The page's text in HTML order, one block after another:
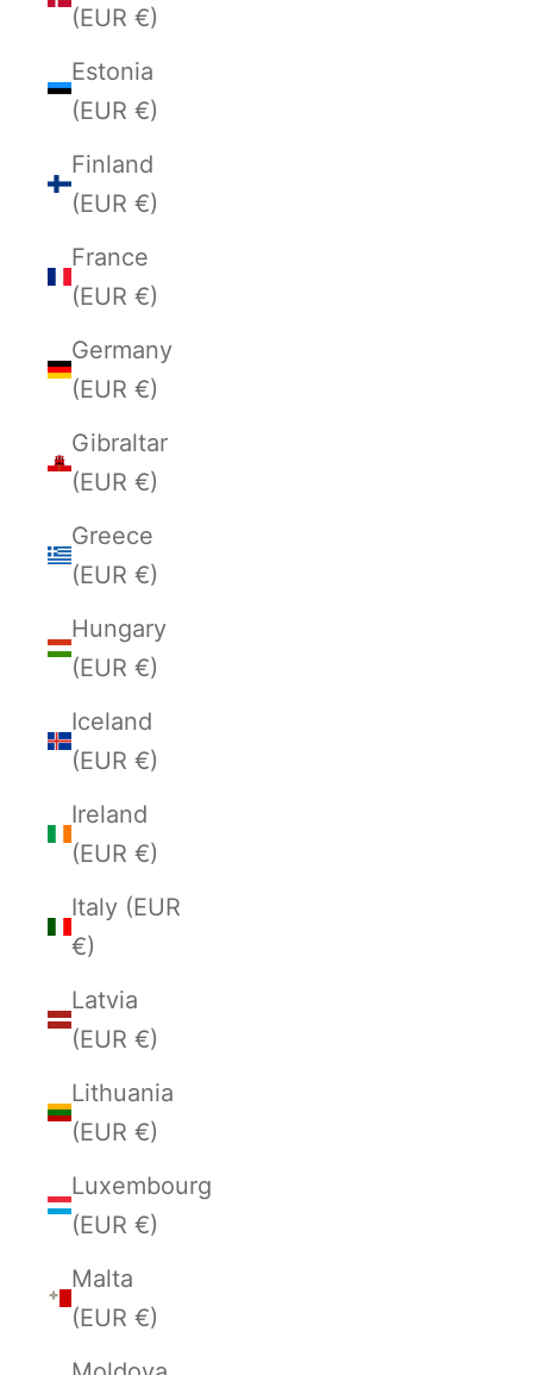
(EUR €)
Estonia
(EUR €)
Finland
(EUR €)
France
(EUR €)
Germany
(EUR €)
Gibraltar
(EUR €)
Greece
(EUR €)
Hungary
(EUR €)
Iceland
(EUR €)
Ireland
(EUR €)
Italy (EUR
€)
Latvia
(EUR €)
Lithuania
(EUR €)
Luxembourg
(EUR €)
Malta
(EUR €)